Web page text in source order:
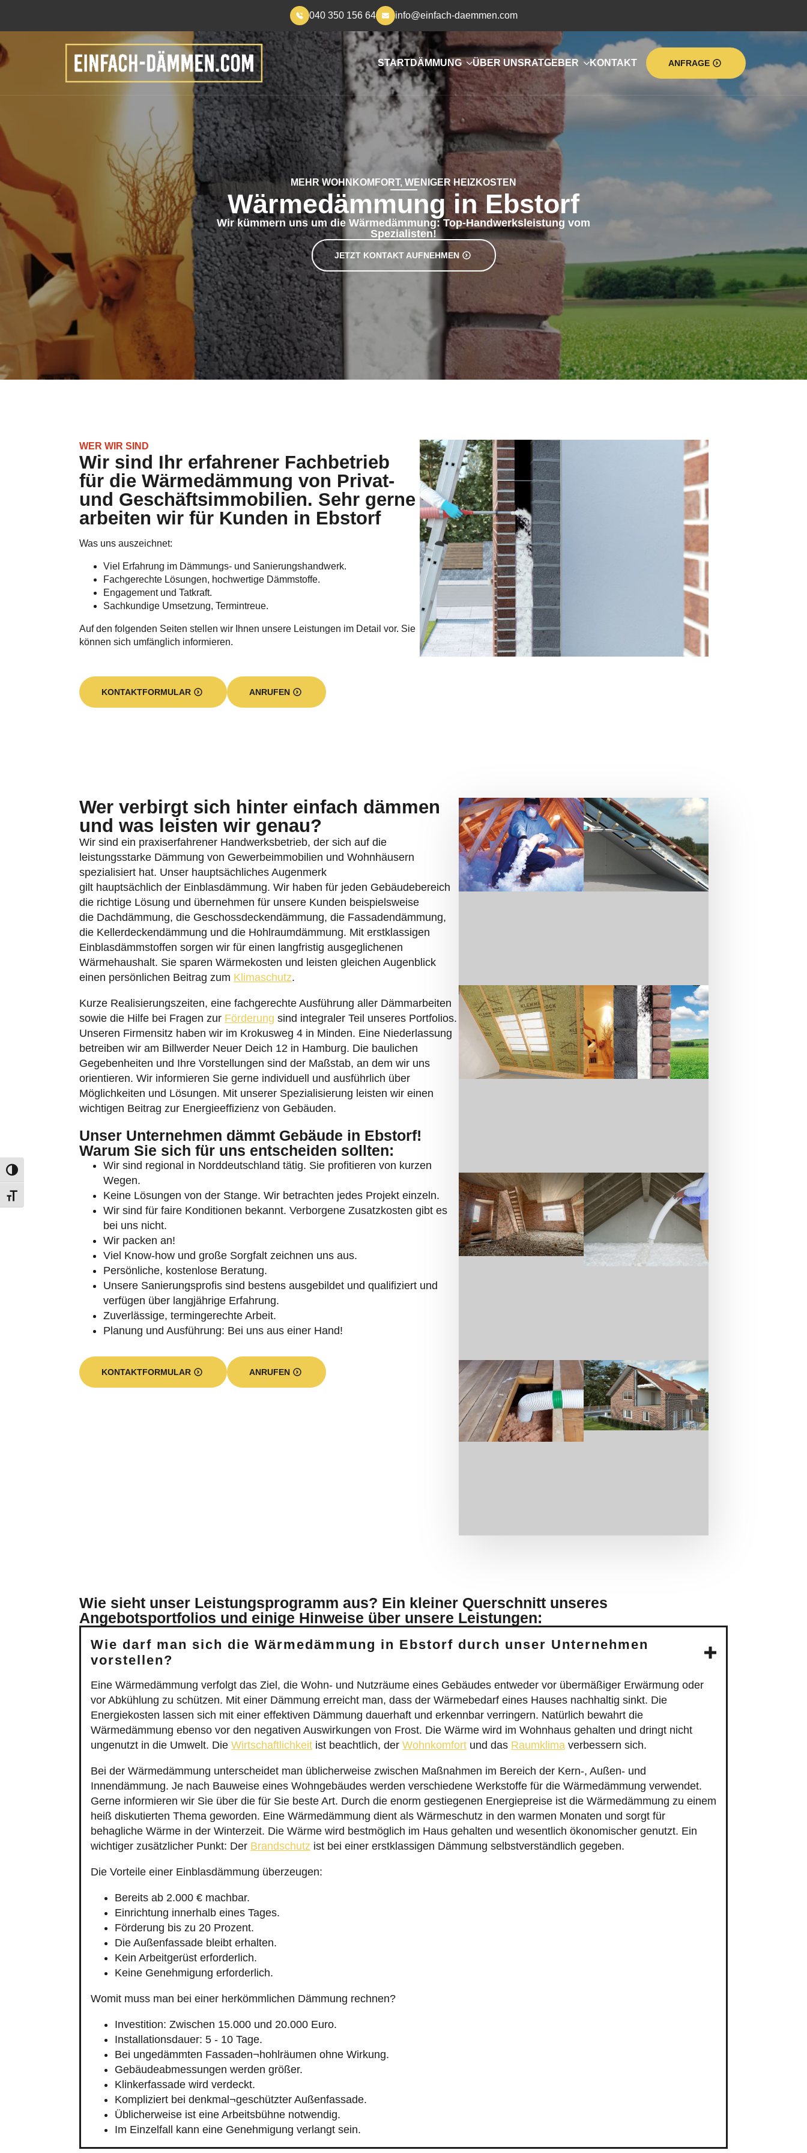
Umschalten auf hohe Kontraste
Schrift vergrößern
040 350 156 64 info@einfach-daemmen.com
STARTDÄMMUNG ÜBER UNS RATGEBER KONTAKT ANFRAGE
MEHR WOHNKOMFORT, WENIGER HEIZKOSTEN
Wärmedämmung in Ebstorf
Wir kümmern uns um die Wärmedämmung: Top-Handwerksleistung vom
Spezialisten!
JETZT KONTAKT AUFNEHMEN
WER WIR SIND
Wir sind Ihr erfahrener Fachbetrieb
für die Wärmedämmung von Privat-
und Geschäftsimmobilien. Sehr gerne
arbeiten wir für Kunden in Ebstorf
Was uns auszeichnet:
Viel Erfahrung im Dämmungs- und Sanierungshandwerk.
Fachgerechte Lösungen, hochwertige Dämmstoffe.
Engagement und Tatkraft.
Sachkundige Umsetzung, Termintreue.
Auf den folgenden Seiten stellen wir Ihnen unsere Leistungen im Detail vor. Sie
können sich umfänglich informieren.
KONTAKTFORMULAR ANRUFEN
Wer verbirgt sich hinter einfach dämmen
und was leisten wir genau?
Wir sind ein praxiserfahrener Handwerksbetrieb, der sich auf die
leistungsstarke Dämmung von Gewerbeimmobilien und Wohnhäusern
spezialisiert hat. Unser hauptsächliches Augenmerk
gilt hauptsächlich der Einblasdämmung. Wir haben für jeden Gebäudebereich
die richtige Lösung und übernehmen für unsere Kunden beispielsweise
die Dachdämmung, die Geschossdeckendämmung, die Fassadendämmung,
die Kellerdeckendämmung und die Hohlraumdämmung. Mit erstklassigen
Einblasdämmstoffen sorgen wir für einen langfristig ausgeglichenen
Wärmehaushalt. Sie sparen Wärmekosten und leisten gleichen Augenblick
einen persönlichen Beitrag zum Klimaschutz.
Kurze Realisierungszeiten, eine fachgerechte Ausführung aller Dämmarbeiten
sowie die Hilfe bei Fragen zur Förderung sind integraler Teil unseres Portfolios.
Unseren Firmensitz haben wir im Krokusweg 4 in Minden. Eine Niederlassung
betreiben wir am Billwerder Neuer Deich 12 in Hamburg. Die baulichen
Gegebenheiten und Ihre Vorstellungen sind der Maßstab, an dem wir uns
orientieren. Wir informieren Sie gerne individuell und ausführlich über
Möglichkeiten und Lösungen. Mit unserer Spezialisierung leisten wir einen
wichtigen Beitrag zur Energieeffizienz von Gebäuden.
Unser Unternehmen dämmt Gebäude in Ebstorf!
Warum Sie sich für uns entscheiden sollten:
Wir sind regional in Norddeutschland tätig. Sie profitieren von kurzen
Wegen.
Keine Lösungen von der Stange. Wir betrachten jedes Projekt einzeln.
Wir sind für faire Konditionen bekannt. Verborgene Zusatzkosten gibt es
bei uns nicht.
Wir packen an!
Viel Know-how und große Sorgfalt zeichnen uns aus.
Persönliche, kostenlose Beratung.
Unsere Sanierungsprofis sind bestens ausgebildet und qualifiziert und
verfügen über langjährige Erfahrung.
Zuverlässige, termingerechte Arbeit.
Planung und Ausführung: Bei uns aus einer Hand!
KONTAKTFORMULAR ANRUFEN
Wie sieht unser Leistungsprogramm aus? Ein kleiner Querschnitt unseres
Angebotsportfolios und einige Hinweise über unsere Leistungen:
Wie darf man sich die Wärmedämmung in Ebstorf durch unser Unternehmen
vorstellen?
Eine Wärmedämmung verfolgt das Ziel, die Wohn- und Nutzräume eines Gebäudes entweder vor übermäßiger Erwärmung oder
vor Abkühlung zu schützen. Mit einer Dämmung erreicht man, dass der Wärmebedarf eines Hauses nachhaltig sinkt. Die
Energiekosten lassen sich mit einer effektiven Dämmung dauerhaft und erkennbar verringern. Natürlich bewahrt die
Wärmedämmung ebenso vor den negativen Auswirkungen von Frost. Die Wärme wird im Wohnhaus gehalten und dringt nicht
ungenutzt in die Umwelt. Die Wirtschaftlichkeit ist beachtlich, der Wohnkomfort und das Raumklima verbessern sich.
Bei der Wärmedämmung unterscheidet man üblicherweise zwischen Maßnahmen im Bereich der Kern-, Außen- und
Innendämmung. Je nach Bauweise eines Wohngebäudes werden verschiedene Werkstoffe für die Wärmedämmung verwendet.
Gerne informieren wir Sie über die für Sie beste Art. Durch die enorm gestiegenen Energiepreise ist die Wärmedämmung zu einem
heiß diskutierten Thema geworden. Eine Wärmedämmung dient als Wärmeschutz in den warmen Monaten und sorgt für
behagliche Wärme in der Winterzeit. Die Wärme wird bestmöglich im Haus gehalten und wesentlich ökonomischer genutzt. Ein
wichtiger zusätzlicher Punkt: Der Brandschutz ist bei einer erstklassigen Dämmung selbstverständlich gegeben.
Die Vorteile einer Einblasdämmung überzeugen:
Bereits ab 2.000 € machbar.
Einrichtung innerhalb eines Tages.
Förderung bis zu 20 Prozent.
Die Außenfassade bleibt erhalten.
Kein Arbeitgerüst erforderlich.
Keine Genehmigung erforderlich.
Womit muss man bei einer herkömmlichen Dämmung rechnen?
Investition: Zwischen 15.000 und 20.000 Euro.
Installationsdauer: 5 - 10 Tage.
Bei ungedämmten Fassaden¬hohlräumen ohne Wirkung.
Gebäudeabmessungen werden größer.
Klinkerfassade wird verdeckt.
Kompliziert bei denkmal¬geschützter Außenfassade.
Üblicherweise ist eine Arbeitsbühne notwendig.
Im Einzelfall kann eine Genehmigung verlangt sein.